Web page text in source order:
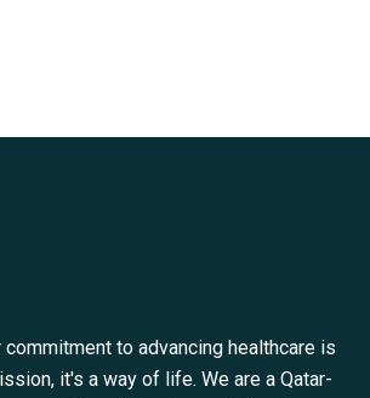
to advancing healthcare is
it's a way of life. We are a Qatar-